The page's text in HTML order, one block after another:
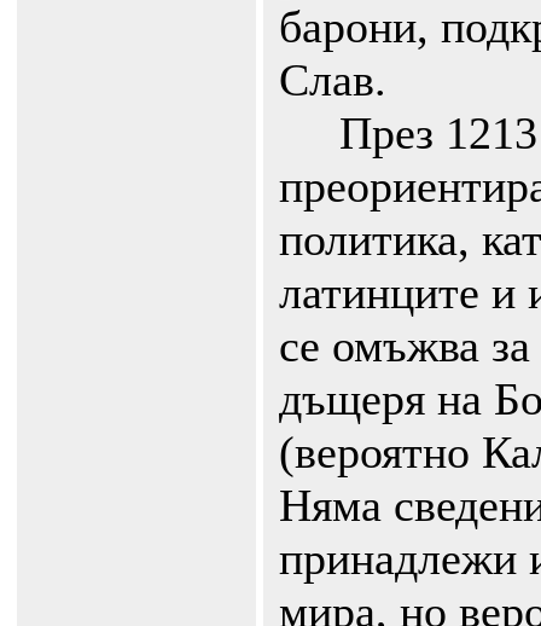
барони,
Слав.
През 1213
политика,
латинците и
се омъжва за
дъщеря на
(вероятно
Няма
принадлежи
мира, но